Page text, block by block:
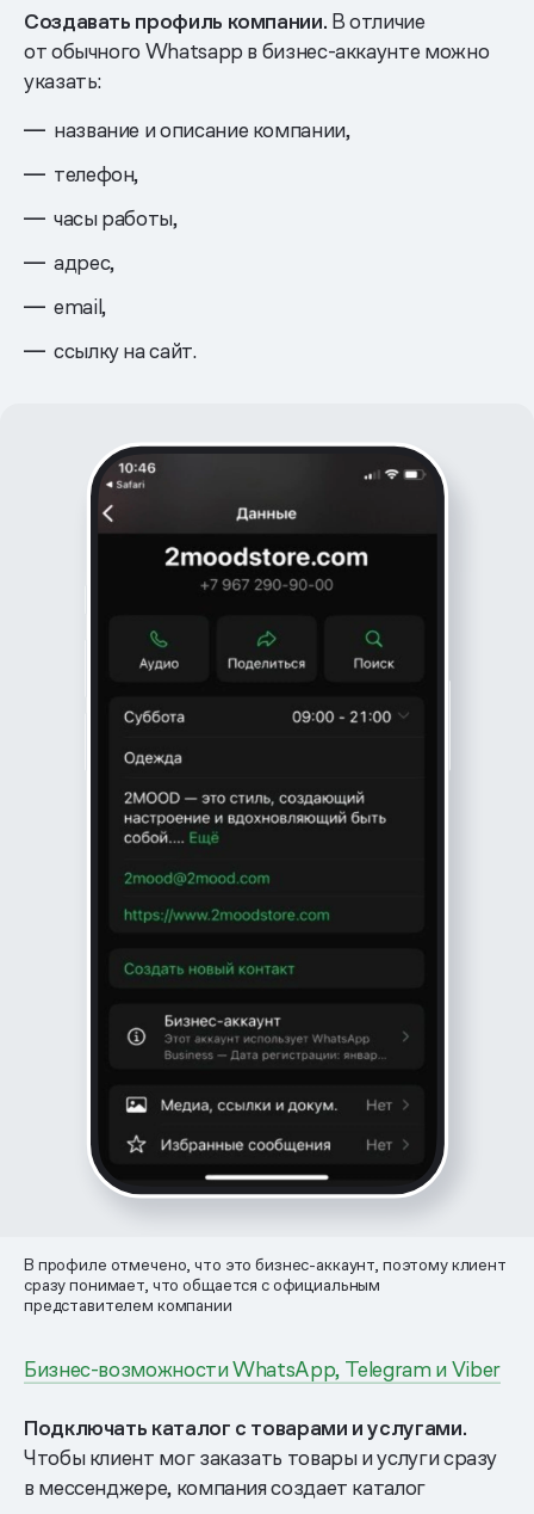
Создавать профиль компании. В отличие
от обычного Whatsapp в бизнес-аккаунте можно
указать:
название и описание компании,
телефон,
часы работы,
адрес,
email,
ссылку на сайт.
В профиле отмечено, что это бизнес-аккаунт, поэтому клиент
сразу понимает, что общается с официальным
представителем компании
Бизнес-возможности WhatsApp, Telegram и Viber
Подключать каталог с товарами и услугами.
Чтобы клиент мог заказать товары и услуги сразу
в мессенджере, компания создает каталог